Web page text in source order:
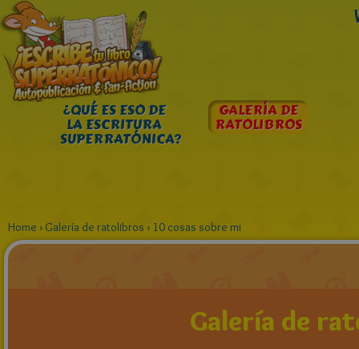
¿QUÉ ES ESO DE
LA ESCRITURA
SUPERRATÓNICA?
GALERÍA DE
RATOLIBROS
Home › Galería de ratolibros › 10 cosas sobre mi
Galería de